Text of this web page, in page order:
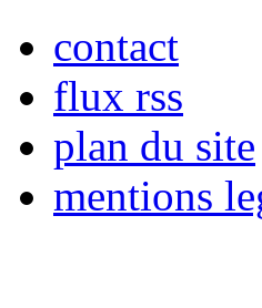
contact
flux rss
plan du site
mentions